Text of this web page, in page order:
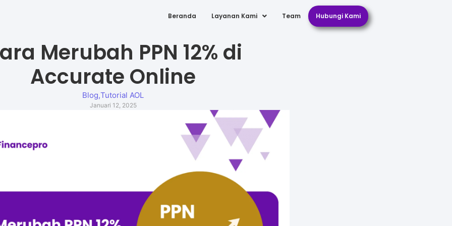
Beranda Layanan Kami Team Hubungi Kami
Merubah PPN 12% di
Accurate Online
Blog,Tutorial AOL
Januari 12, 2025